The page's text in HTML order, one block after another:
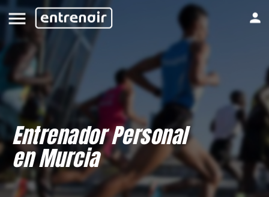
Entrenador Personal
en Murcia